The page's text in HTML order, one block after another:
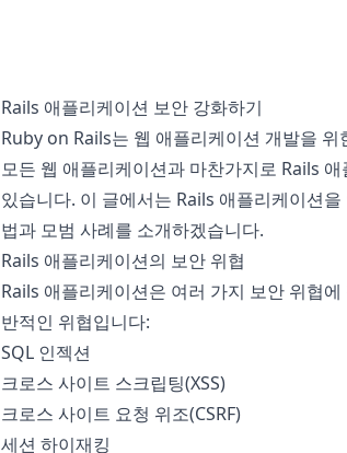
Rails 애플리케이션 보안 강화하기
Ruby on Rails는 웹 애플리케이션 개발을
모든 웹 애플리케이션과 마찬가지로 Rails
있습니다. 이 글에서는 Rails 애플리케이션
법과 모범 사례를 소개하겠습니다.
Rails 애플리케이션의 보안 위협
Rails 애플리케이션은 여러 가지 보안 위협
반적인 위협입니다:
SQL 인젝션
크로스 사이트 스크립팅(XSS)
크로스 사이트 요청 위조(CSRF)
세션 하이재킹